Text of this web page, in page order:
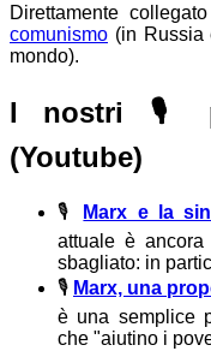
Direttamente
comunismo (in Russia
mondo).
I nostri 🎙️
(Youtube)
🎙️ Marx e la
attuale è
sbagliato: in
🎙️ Marx, una
è una semplice
che "aiutino i